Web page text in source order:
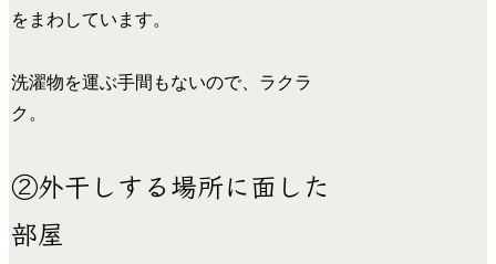
をまわしています。
洗濯物を運ぶ手間もないので、ラクラ
ク。
②外干しする場所に面した
部屋